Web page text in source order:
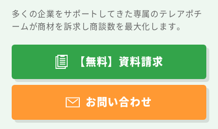
多くの企業をサポートしてきた専属のテレアポチ
ームが商材を訴求し商談数を最大化します。
【無料】資料請求
お問い合わせ